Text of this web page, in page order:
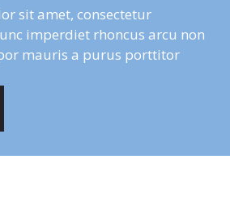
sit amet, consectetur
imperdiet rhoncus arcu non
mauris a purus porttitor